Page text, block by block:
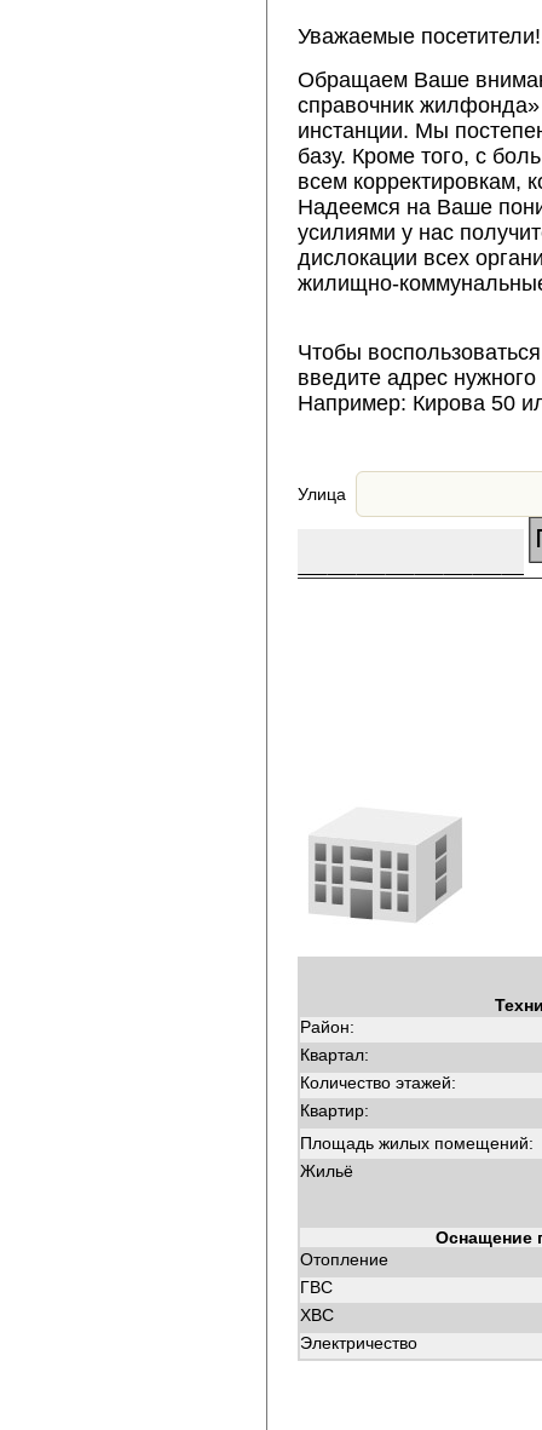
Уважаемые посетители!
Обращаем Ваше
справочник
инстанции. Мы
базу. Кроме того, с
всем корректировкам,
Надеемся на Ваше
усилиями у нас
дислокации всех
жилищно-
Чтобы
введите адрес
Например: Кирова 50
Улица
Район:
Квартал:
Количество этажей:
Квартир:
Площадь жилых помещений:
Жильё
Оснащение
Отопление
ГВС
ХВС
Электричество